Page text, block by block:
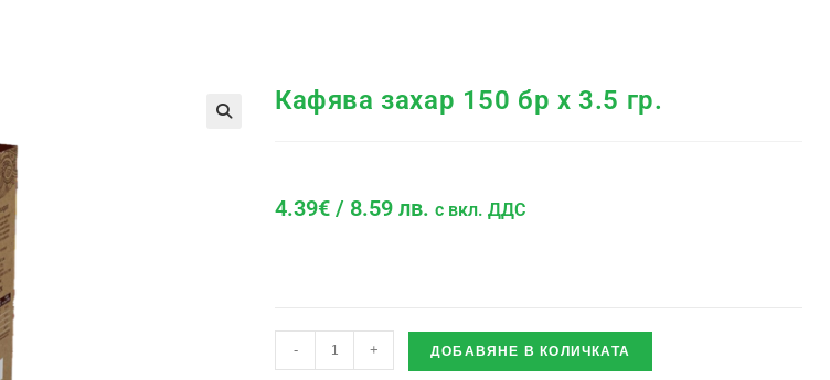
Кафява захар 150 бр х 3.5 гр.
4.39€ / 8.59 лв.с вкл. ДДС
- + ДОБАВЯНЕ В КОЛИЧКАТА